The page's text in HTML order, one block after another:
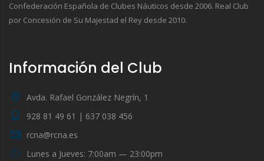
Confederación Española de Clubes Náuticos desde 2006. Real Club
por Concesión de Su Majestad el Rey desde 2010.
Información del Club
Avda. Rafael González Negrín, 1
928 81 49 61 | 637 038 456
rcna@rcna.es
Lunes a Jueves: 7:00am — 23:00pm